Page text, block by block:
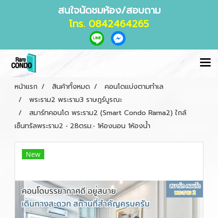
สนใจนัดชมห้อง/สอบถาม
โทร. 0842464265
หน้าแรก สินค้าทั้งหมด
คอนโดแบ่งตามทำเล
พระราม2 พระราม3 ราษฎร์บูรณะ
สมาร์ทคอนโด พระราม2 (Smart Condo Rama2) ใกล้
เซ็นทรัลพระราม2 • 28ตรม.• 1ห้องนอน 1ห้องน้ำ
New